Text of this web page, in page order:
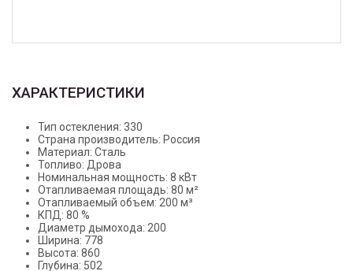
ХАРАКТЕРИСТИКИ
Тип остекления: 330
Страна производитель: Россия
Материал: Сталь
Топливо: Дрова
Номинальная мощность: 8 кВт
Отапливаемая площадь: 80 м²
Отапливаемый объем: 200 м³
КПД: 80 %
Диаметр дымохода: 200
Ширина: 778
Высота: 860
Глубина: 502